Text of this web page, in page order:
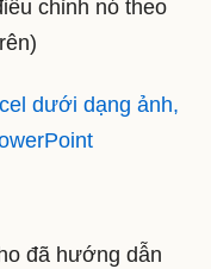
chỉnh nó theo
dưới dạng ảnh,
đã hướng dẫn